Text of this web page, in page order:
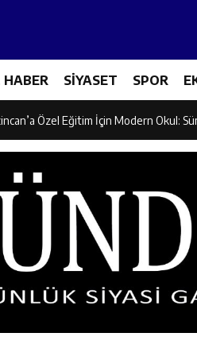
HABER SİYASET SPOR
Üreticileri Tarım Teknolojileriyle
Özel Eğitim İçin Modern Okul:
Ünalan’dan Zengin Ailesine
Medine Müdafii Fahreddin Paşa’nın
Aile ve Sosyal Hizmetler İl